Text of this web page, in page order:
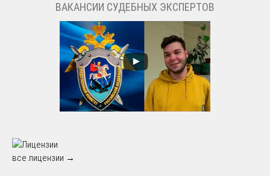
ВАКАНСИИ СУДЕБНЫХ ЭКСПЕРТОВ
все лицензии →